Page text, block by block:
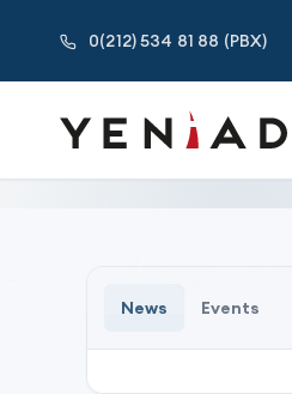
0(212) 534 81 88 (PBX)
News Events